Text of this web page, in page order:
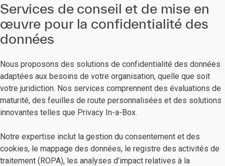
Services de conseil et de mise en
œuvre pour la confidentialité des
données
Nous proposons des solutions de confidentialité des données
adaptées aux besoins de votre organisation, quelle que soit
votre juridiction. Nos services comprennent des évaluations de
maturité, des feuilles de route personnalisées et des solutions
innovantes telles que Privacy In-a-Box.
Notre expertise inclut la gestion du consentement et des
cookies, le mappage des données, le registre des activités de
traitement (ROPA), les analyses d’impact relatives à la